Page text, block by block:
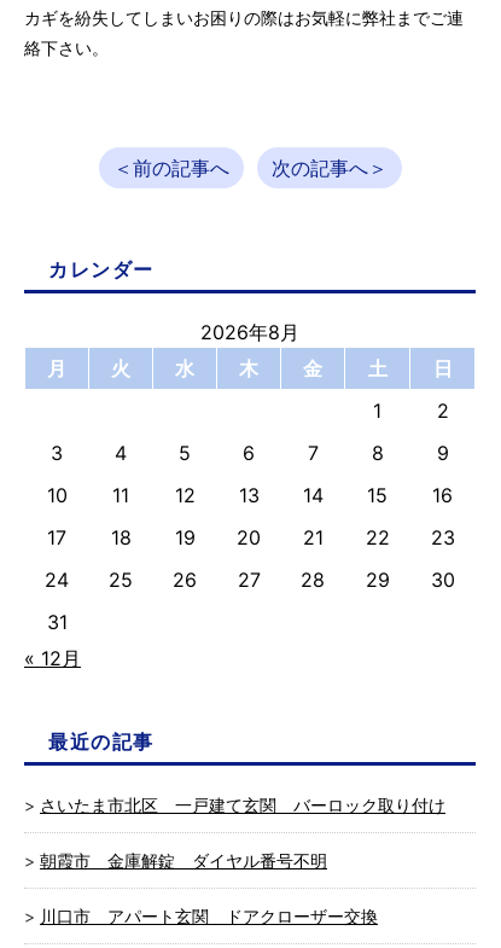
カギを紛失してしまいお困りの際はお気軽に弊社までご連
絡下さい。
＜前の記事へ 次の記事へ＞
カレンダー
2026年8月
月
火 水 木 金 土
日
1
2
3
4 5 6 7 8
9
10
11 12 13 14 15
16
17
18 19 20 21 22
23
24
25 26 27 28 29
30
31
« 12月
最近の記事
さいたま市北区 一戸建て玄関 バーロック取り付け
朝霞市 金庫解錠 ダイヤル番号不明
川口市 アパート玄関 ドアクローザー交換